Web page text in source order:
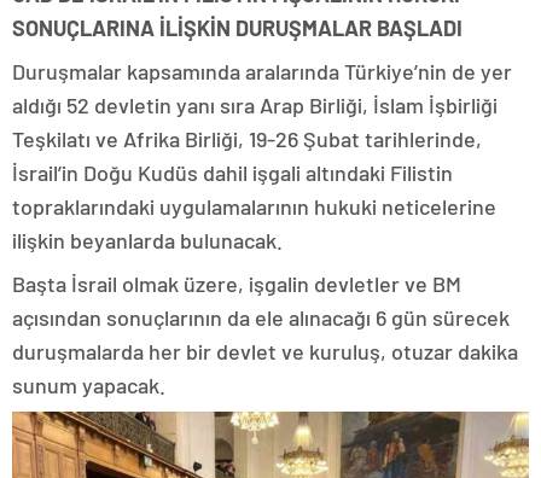
SONUÇLARINA İLİŞKİN DURUŞMALAR BAŞLADI
Duruşmalar kapsamında aralarında Türkiye’nin de yer
aldığı 52 devletin yanı sıra Arap Birliği, İslam İşbirliği
Teşkilatı ve Afrika Birliği, 19-26 Şubat tarihlerinde,
İsrail’in Doğu Kudüs dahil işgali altındaki Filistin
topraklarındaki uygulamalarının hukuki neticelerine
ilişkin beyanlarda bulunacak.
Başta İsrail olmak üzere, işgalin devletler ve BM
açısından sonuçlarının da ele alınacağı 6 gün sürecek
duruşmalarda her bir devlet ve kuruluş, otuzar dakika
sunum yapacak.